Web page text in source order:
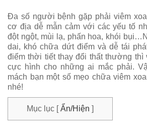
Đa số người bệnh gặp phải viêm
cơ địa dễ mẫn cảm với các yếu tố
đột ngột, mùi lạ, phấn hoa, khói
dai, khó chữa dứt điểm và dễ tái
điểm thời tiết thay đổi thất thường thì
cực hình cho những ai mắc phải.
mách bạn một số mẹo chữa viêm
nhé!
Mục lục [Ẩn/Hiện ]